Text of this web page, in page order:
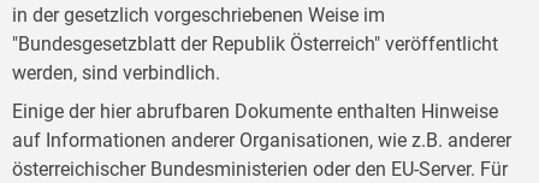
in der gesetzlich vorgeschriebenen Weise im
"Bundesgesetzblatt der Republik Österreich" veröffentlicht
werden, sind verbindlich.
Einige der hier abrufbaren Dokumente enthalten Hinweise
auf Informationen anderer Organisationen, wie z.B. anderer
österreichischer Bundesministerien oder den EU-Server. Für